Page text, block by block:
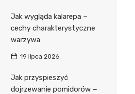
Jak wygląda kalarepa –
cechy charakterystyczne
warzywa
19 lipca 2026
Jak przyspieszyć
dojrzewanie pomidorów –